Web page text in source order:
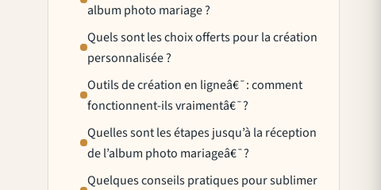
album photo mariage ?
Quels sont les choix offerts pour la création
personnalisée ?
Outils de création en ligneâ€¯: comment
fonctionnent-ils vraimentâ€¯?
Quelles sont les étapes jusqu’à la réception
de l’album photo mariageâ€¯?
Quelques conseils pratiques pour sublimer